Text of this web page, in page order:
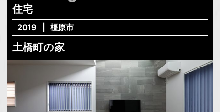
住宅
2019 橿原市
土橋町の家